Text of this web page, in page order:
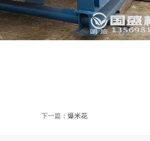
下一篇： 爆米花